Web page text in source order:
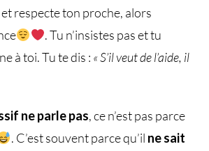
respecte ton proche, alors
. Tu n’insistes pas et tu
à toi. Tu te dis : « S’il veut de l’aide, il
ne parle pas​, ce n’est pas parce
. C’est souvent parce qu’il ne sait